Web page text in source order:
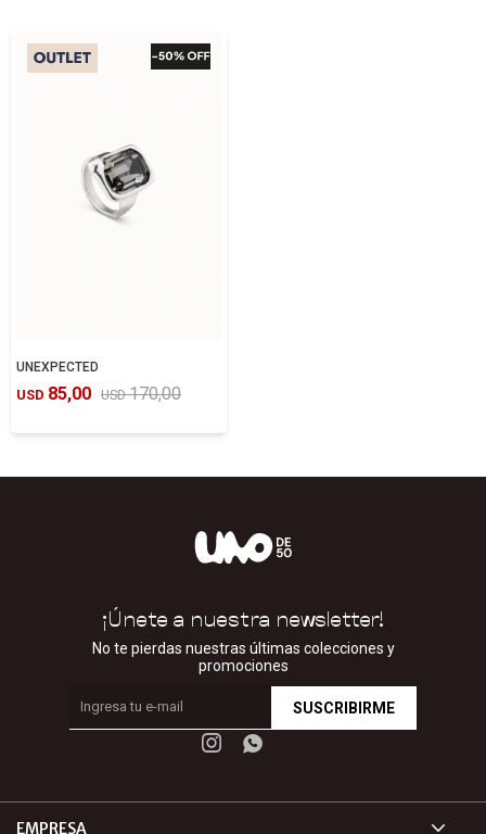
UNEXPECTED
USD 85,00 USD 170,00
EMPRESA
¡Únete a nuestra newsletter!
No te pierdas nuestras últimas colecciones y
promociones
SUSCRIBIRME
 